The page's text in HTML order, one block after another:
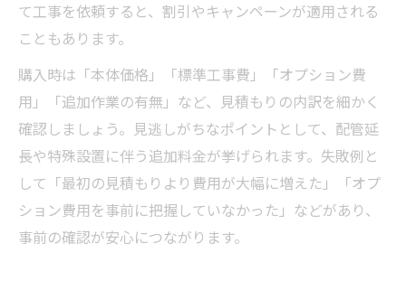
て工事を依頼すると、割引やキャンペーンが適用される
こともあります。
購入時は「本体価格」「標準工事費」「オプション費
用」「追加作業の有無」など、見積もりの内訳を細かく
確認しましょう。見逃しがちなポイントとして、配管延
長や特殊設置に伴う追加料金が挙げられます。失敗例と
して「最初の見積もりより費用が大幅に増えた」「オプ
ション費用を事前に把握していなかった」などがあり、
事前の確認が安心につながります。